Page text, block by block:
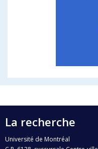
La recherche
Université de Montréal